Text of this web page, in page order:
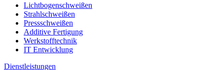
Lichtbogenschweißen
Strahlschweißen
Pressschweißen
Additive Fertigung
Werkstofftechnik
IT Entwicklung
Dienstleistungen